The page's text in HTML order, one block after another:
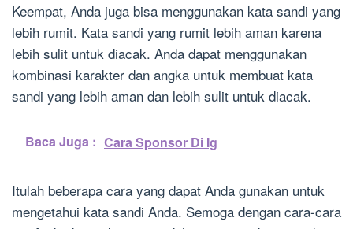
Keempat, Anda juga bisa menggunakan kata sandi yang
lebih rumit. Kata sandi yang rumit lebih aman karena
lebih sulit untuk diacak. Anda dapat menggunakan
kombinasi karakter dan angka untuk membuat kata
sandi yang lebih aman dan lebih sulit untuk diacak.
Baca Juga : Cara Sponsor Di Ig
Itulah beberapa cara yang dapat Anda gunakan untuk
mengetahui kata sandi Anda. Semoga dengan cara-cara